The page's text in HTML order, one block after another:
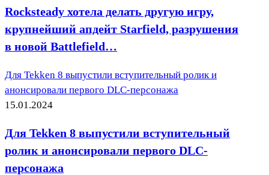
Rocksteady хотела делать другую игру,
крупнейший апдейт Starfield, разрушения
в новой Battlefield…
Для Tekken 8 выпустили вступительный ролик и
анонсировали первого DLC-персонажа
15.01.2024
Для Tekken 8 выпустили вступительный
ролик и анонсировали первого DLC-
персонажа